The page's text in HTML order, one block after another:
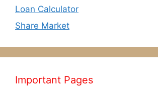
Loan Calculator
Share Market
Important Pages